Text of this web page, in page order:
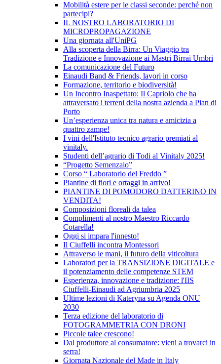
Mobilità estere per le classi seconde: perché non
partecipi?
IL NOSTRO LABORATORIO DI
MICROPROPAGAZIONE
Una giornata all'UniPG
Alla scoperta della Birra: Un Viaggio tra
Tradizione e Innovazione ai Mastri Birrai Umbri
La comunicazione del Futuro
Einaudi Band & Friends, lavori in corso
Formazione, territorio e biodiversità!
Un Incontro Inaspettato: Il Capriolo che ha
attraversato i terreni della nostra azienda a Pian di
Porto
Un’esperienza unica tra natura e amicizia a
quattro zampe!
I vini dell'Istituto tecnico agrario premiati al
vinitaly.
Studenti dell’agrario di Todi al Vinitaly 2025!
“Progetto Semenzaio”
Corso “ Laboratorio del Freddo ”
Piantine di fiori e ortaggi in arrivo!
PIANTINE DI POMODORO DATTERINO IN
VENDITA!
Composizioni floreali da talea
Complimenti al nostro Maestro Riccardo
Cotarella!
Oggi si impara l'innesto!
Il Ciuffelli incontra Montessori
Attraverso le mani, il futuro della viticoltura
Laboratori per la TRANSIZIONE DIGITALE e
il potenziamento delle competenze STEM
Esperienza, innovazione e tradizione: l'IIS
Ciuffelli-Einaudi ad Agriumbria 2025
Ultime lezioni di Kateryna su Agenda ONU
2030
Terza edizione del laboratorio di
FOTOGRAMMETRIA CON DRONI
Piccole talee crescono!
Dal produttore al consumatore: vieni a trovarci in
serra!
Giornata Nazionale del Made in Italy